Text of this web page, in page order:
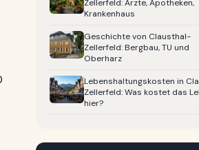
Zellerfeld: Ärzte, Apotheken,
Krankenhaus
Geschichte von Clausthal-
Zellerfeld: Bergbau, TU und
Oberharz
Lebenshaltungskosten in
Zellerfeld: Was kostet das
hier?